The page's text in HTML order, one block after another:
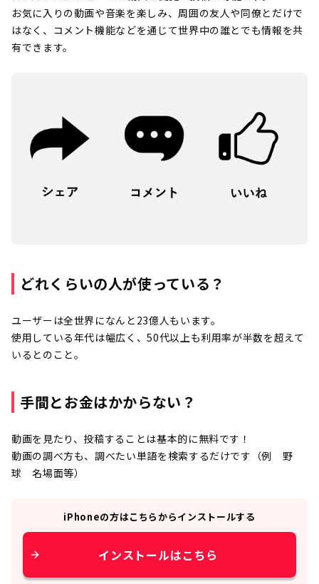
お気に入りの動画や音楽を楽しみ、周囲の友人や同僚とだけで
はなく、コメント機能などを通じて世界中の誰とでも情報を共
有できます。
どれくらいの人が使っている？
ユーザーは全世界になんと23億人もいます。
使用している年代は幅広く、50代以上も利用率が半数を超えて
いるとのこと。
手間とお金はかからない？
動画を見たり、投稿することは基本的に無料です！
動画の調べ方も、調べたい単語を検索するだけです（例 野
球 名場面等）
iPhoneの方はこちらからインストールする
インストールはこちら